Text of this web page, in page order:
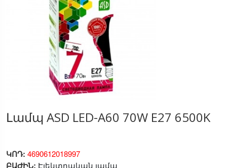
Լամպ ASD LED-A60 70W E27 6500K
ԿՈԴ: 4690612018997
ԲԱԺԻՆ: Էլեկտրական լամպ